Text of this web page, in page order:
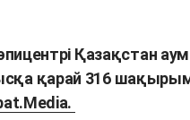
эпицентрі Қазақстан
қарай 316